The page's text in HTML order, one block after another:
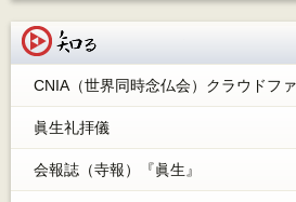
CNIA（世界同時念仏会）クラウドフ
眞生礼拝儀
会報誌（寺報）『眞生』